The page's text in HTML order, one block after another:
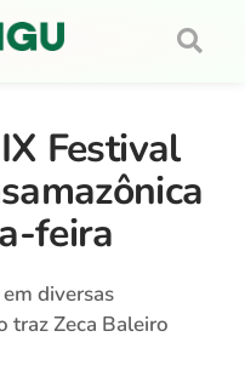
Festival
feira
diversas
traz Zeca Baleiro